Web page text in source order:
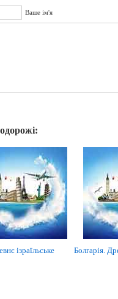
Ваше ім'я
ізраїльське
Болгарія.